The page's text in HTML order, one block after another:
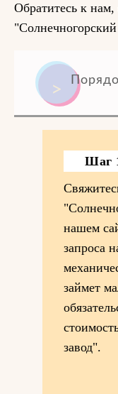
Обратитесь к
Шаг
нашем
запроса
займет
завод".